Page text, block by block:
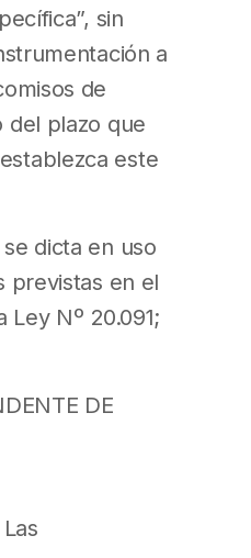
sin
a
de
del plazo que
este
dicta en uso
previstas en el
Ley Nº 20.091;
DE